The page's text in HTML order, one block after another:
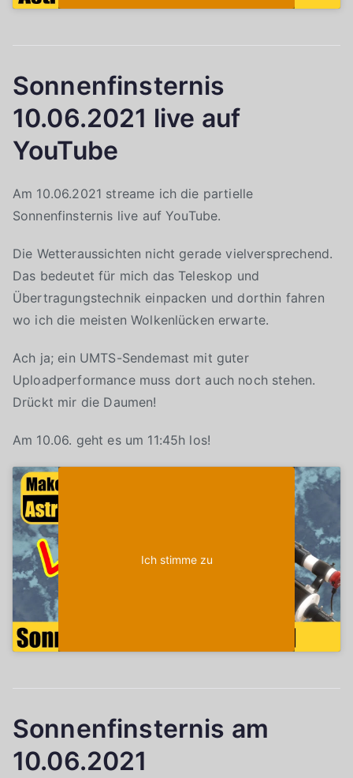
Sonnenfinsternis
10.06.2021 live auf
YouTube
Am 10.06.2021 streame ich die partielle
Sonnenfinsternis live auf YouTube.
Die Wetteraussichten nicht gerade vielversprechend.
Das bedeutet für mich das Teleskop und
Übertragungstechnik einpacken und dorthin fahren
wo ich die meisten Wolkenlücken erwarte.
Ach ja; ein UMTS-Sendemast mit guter
Uploadperformance muss dort auch noch stehen.
Drückt mir die Daumen!
Am 10.06. geht es um 11:45h los!
Ich stimme zu
Sonnenfinsternis am
10.06.2021